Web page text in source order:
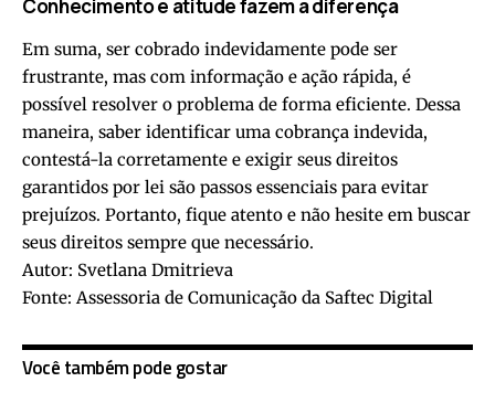
Conhecimento e atitude fazem a diferença
Em suma, ser cobrado indevidamente pode ser
frustrante, mas com informação e ação rápida, é
possível resolver o problema de forma eficiente. Dessa
maneira, saber identificar uma cobrança indevida,
contestá-la corretamente e exigir seus direitos
garantidos por lei são passos essenciais para evitar
prejuízos. Portanto, fique atento e não hesite em buscar
seus direitos sempre que necessário.
Autor: Svetlana Dmitrieva
Fonte: Assessoria de Comunicação da Saftec Digital
Você também pode gostar